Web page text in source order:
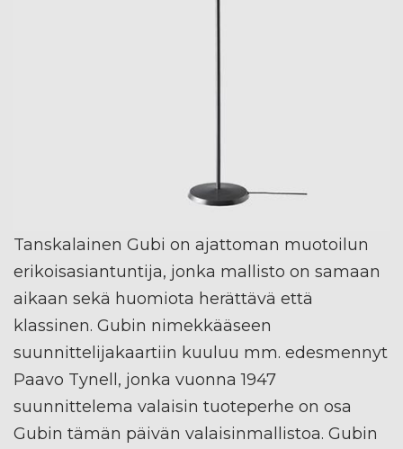
Tanskalainen Gubi on ajattoman muotoilun
erikoisasiantuntija, jonka mallisto on samaan
aikaan sekä huomiota herättävä että
klassinen. Gubin nimekkääseen
suunnittelijakaartiin kuuluu mm. edesmennyt
Paavo Tynell, jonka vuonna 1947
suunnittelema valaisin tuoteperhe on osa
Gubin tämän päivän valaisinmallistoa. Gubin